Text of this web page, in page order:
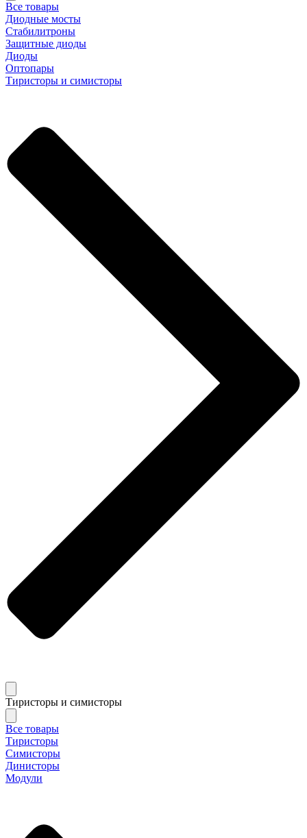
Все товары
Диодные мосты
Стабилитроны
Защитные диоды
Диоды
Оптопары
Тиристоры и симисторы
Тиристоры и симисторы
Все товары
Тиристоры
Симисторы
Динисторы
Модули